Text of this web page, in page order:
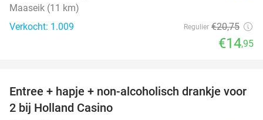
Maaseik (11 km)
Verkocht: 1.009
Regulier €20,75
€14,95
52%
Entree + hapje + non-alcoholisch drankje voor
2 bij Holland Casino